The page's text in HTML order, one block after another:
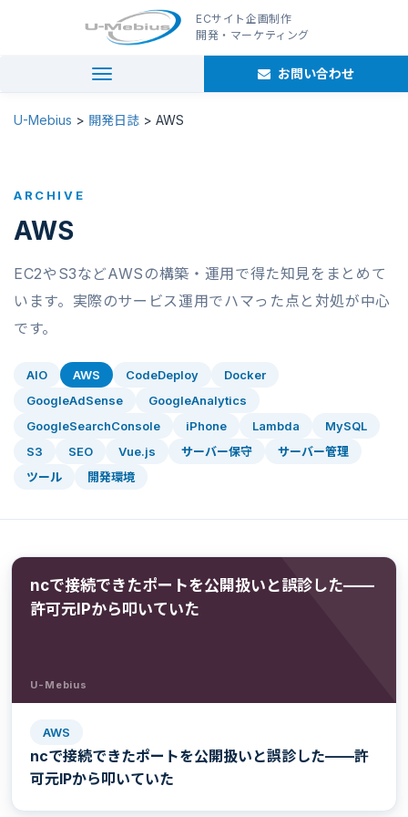
ECサイト企画制作
開発・マーケティング
navigation お問い合わせ
U-Mebius > 開発日誌 > AWS
ARCHIVE
AWS
EC2やS3などAWSの構築・運用で得た知見をまとめて
います。実際のサービス運用でハマった点と対処が中心
です。
AIO AWS CodeDeploy
Docker
GoogleAdSense
GoogleAnalytics
GoogleSearchConsole
iPhone Lambda
MySQL
S3
SEO Vue.js サーバー保守
サーバー管理
ツール
開発環境
ncで接続できたポートを公開扱いと誤診した——
許可元IPから叩いていた
U-Mebius
AWS
ncで接続できたポートを公開扱いと誤診した——許
可元IPから叩いていた